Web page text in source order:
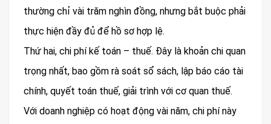
thường chỉ vài trăm nghìn đồng, nhưng bắt buộc phải
thực hiện đầy đủ để hồ sơ hợp lệ.
Thứ hai, chi phí kế toán – thuế. Đây là khoản chi quan
trọng nhất, bao gồm rà soát sổ sách, lập báo cáo tài
chính, quyết toán thuế, giải trình với cơ quan thuế.
Với doanh nghiệp có hoạt động vài năm, chi phí này